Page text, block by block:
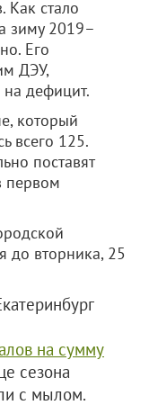
Как стало
зиму 2019–
Его
ДЭУ,
дефицит.
который
всего 125.
поставят
первом
до вторника, 25
на сумму
сезона
с мылом.